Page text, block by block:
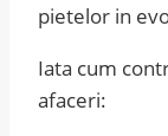
pietelor in
Iata cum
afaceri: